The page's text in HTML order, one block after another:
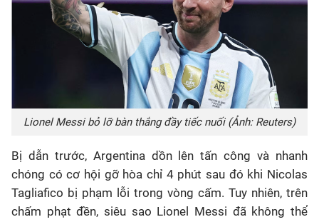
Lionel Messi bỏ lỡ bàn thắng đầy tiếc nuối (Ảnh: Reuters)
Bị dẫn trước, Argentina dồn lên tấn công và nhanh
chóng có cơ hội gỡ hòa chỉ 4 phút sau đó khi Nicolas
Tagliafico bị phạm lỗi trong vòng cấm. Tuy nhiên, trên
chấm phạt đền, siêu sao Lionel Messi đã không thể